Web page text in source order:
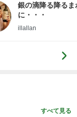
銀の滴降る降るま
に・・・
illallan
すべて見る